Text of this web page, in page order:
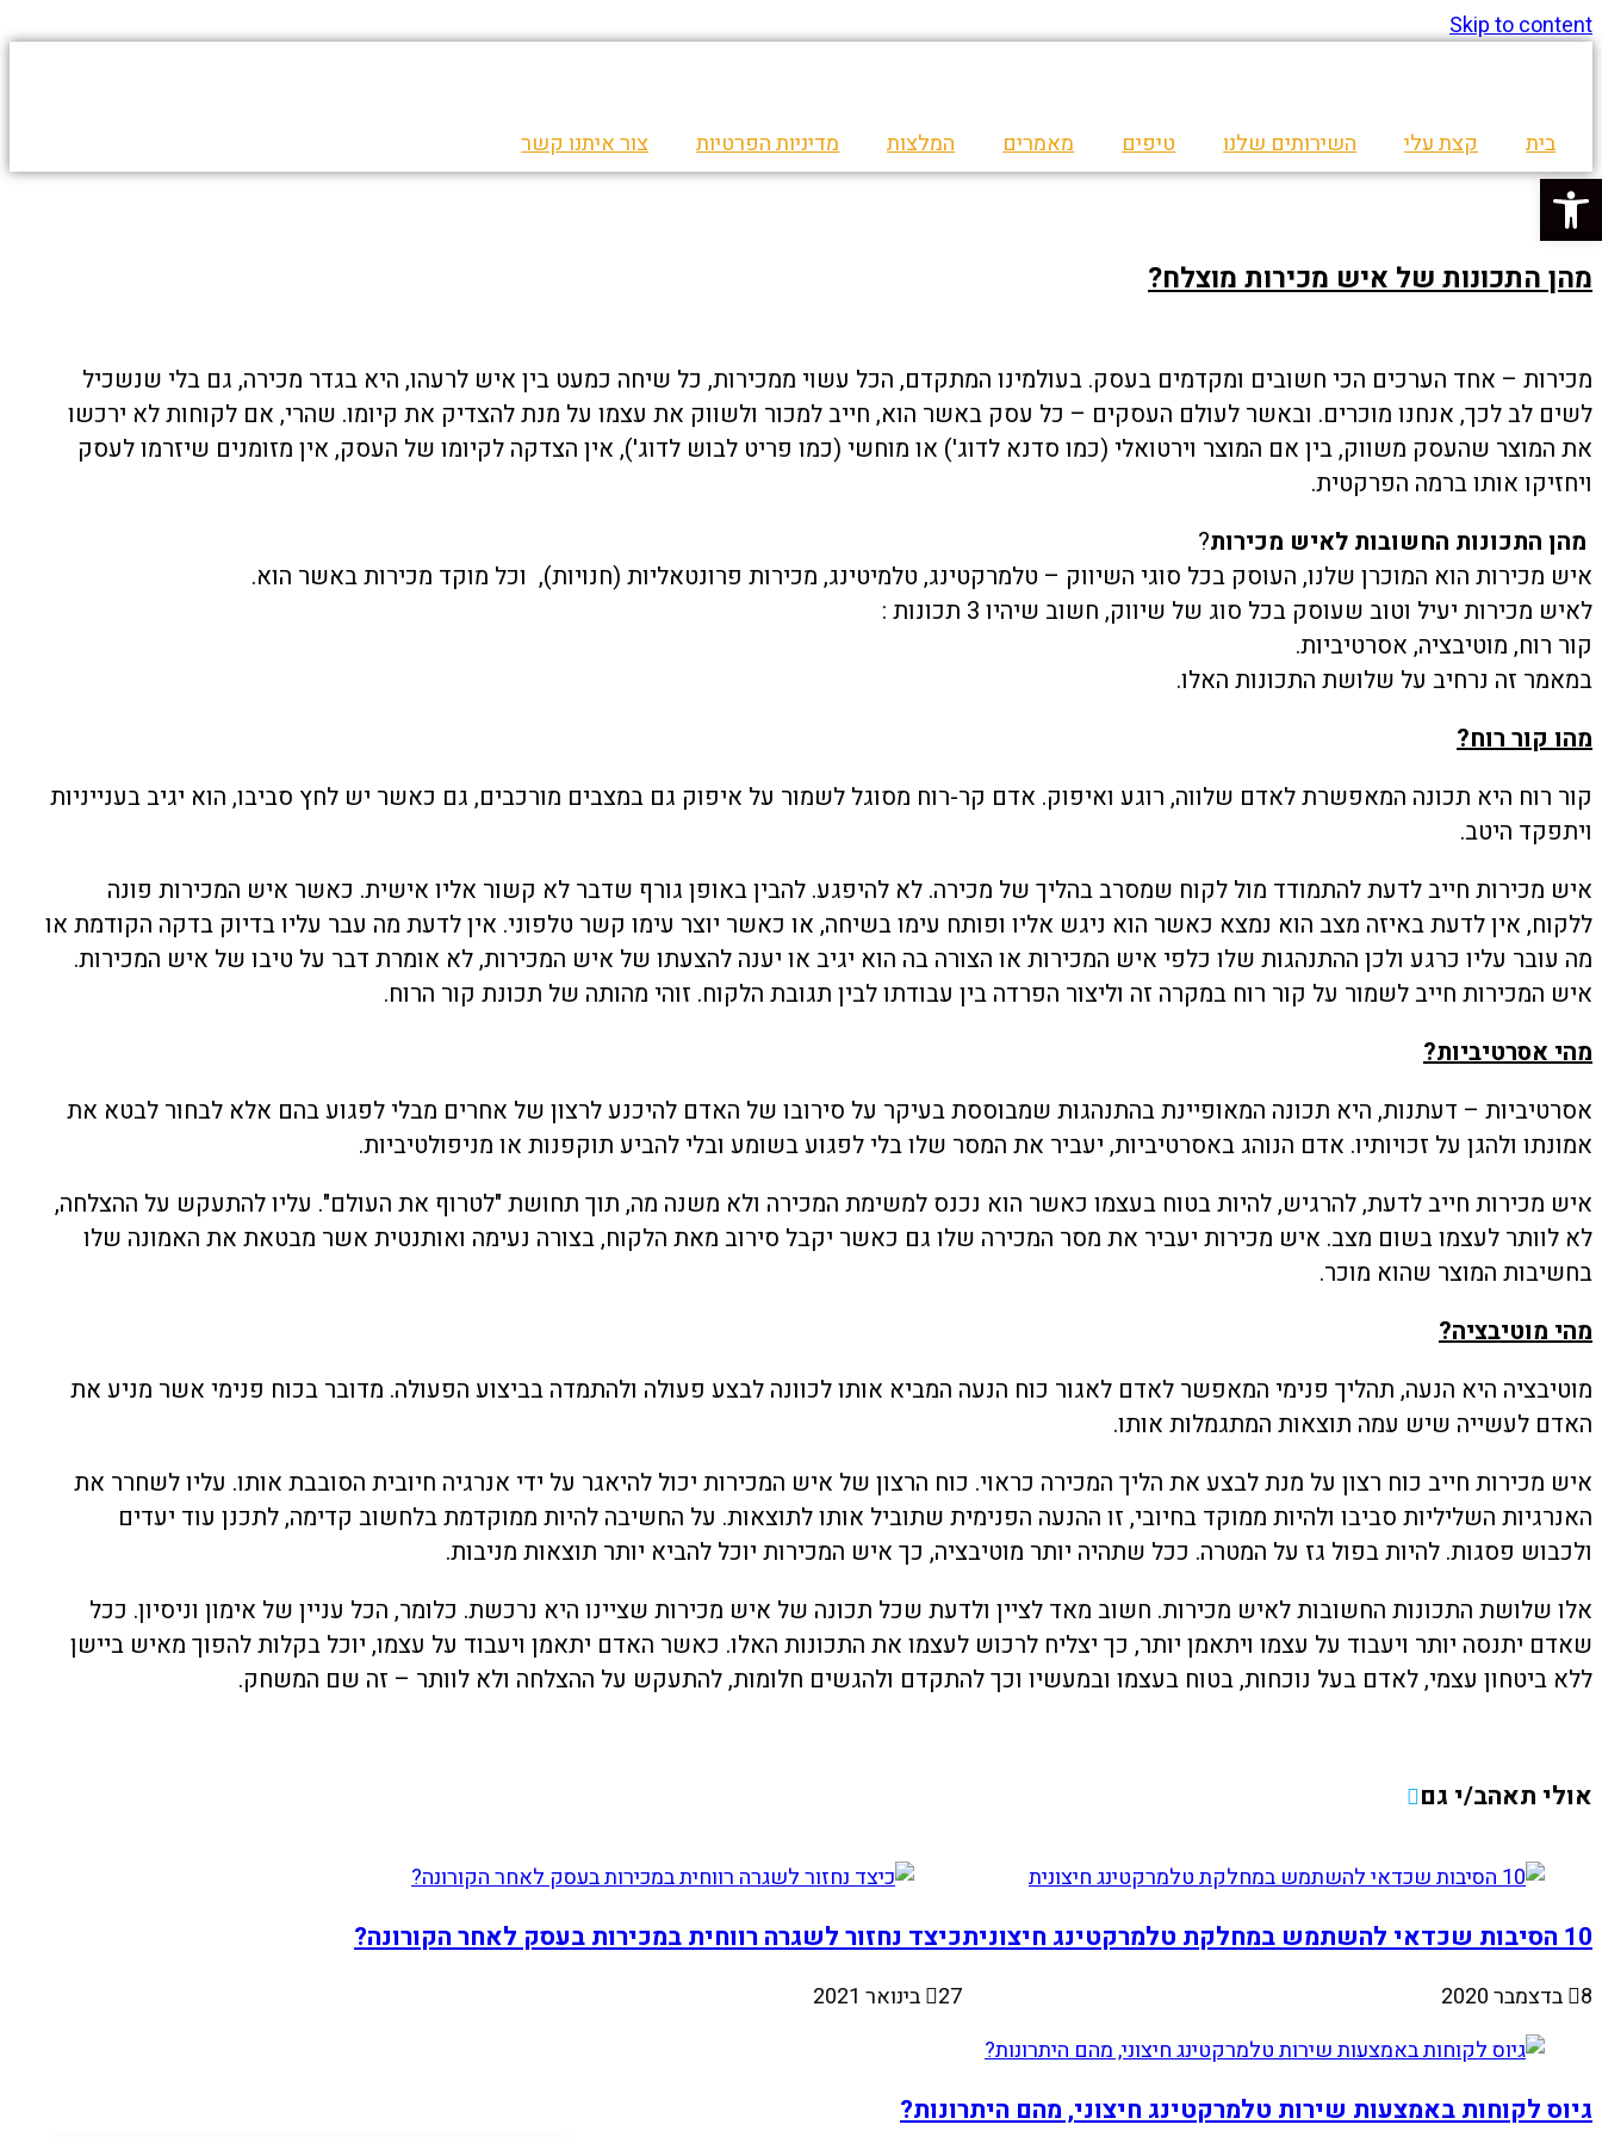
Skip to content
בית קצת עלי השירותים שלנו טיפים מאמרים המלצות מדיניות הפרטיות צור איתנו קשר
מהן התכונות של איש מכירות מוצלח?
מכירות – אחד הערכים הכי חשובים ומקדמים בעסק. בעולמינו המתקדם, הכל עשוי ממכירות, כל שיחה כמעט בין איש לרעהו, היא בגדר מכירה, גם בלי שנשכיל
לשים לב לכך, אנחנו מוכרים. ובאשר לעולם העסקים – כל עסק באשר הוא, חייב למכור ולשווק את עצמו על מנת להצדיק את קיומו. שהרי, אם לקוחות לא ירכשו
את המוצר שהעסק משווק, בין אם המוצר וירטואלי (כמו סדנא לדוג') או מוחשי (כמו פריט לבוש לדוג'), אין הצדקה לקיומו של העסק, אין מזומנים שיזרמו לעסק
ויחזיקו אותו ברמה הפרקטית.
מהן התכונות החשובות לאיש מכירות?
איש מכירות הוא המוכרן שלנו, העוסק בכל סוגי השיווק – טלמרקטינג, טלמיטינג, מכירות פרונטאליות (חנויות), וכל מוקד מכירות באשר הוא.
לאיש מכירות יעיל וטוב שעוסק בכל סוג של שיווק, חשוב שיהיו 3 תכונות :
קור רוח, מוטיבציה, אסרטיביות.
במאמר זה נרחיב על שלושת התכונות האלו.
מהו קור רוח?
קור רוח היא תכונה המאפשרת לאדם שלווה, רוגע ואיפוק. אדם קר-רוח מסוגל לשמור על איפוק גם במצבים מורכבים, גם כאשר יש לחץ סביבו, הוא יגיב בענייניות
ויתפקד היטב.
איש מכירות חייב לדעת להתמודד מול לקוח שמסרב בהליך של מכירה. לא להיפגע. להבין באופן גורף שדבר לא קשור אליו אישית. כאשר איש המכירות פונה
ללקוח, אין לדעת באיזה מצב הוא נמצא כאשר הוא ניגש אליו ופותח עימו בשיחה, או כאשר יוצר עימו קשר טלפוני. אין לדעת מה עבר עליו בדיוק בדקה הקודמת או
מה עובר עליו כרגע ולכן ההתנהגות שלו כלפי איש המכירות או הצורה בה הוא יגיב או יענה להצעתו של איש המכירות, לא אומרת דבר על טיבו של איש המכירות.
איש המכירות חייב לשמור על קור רוח במקרה זה וליצור הפרדה בין עבודתו לבין תגובת הלקוח. זוהי מהותה של תכונת קור הרוח.
מהי אסרטיביות?
אסרטיביות – דעתנות, היא תכונה המאופיינת בהתנהגות שמבוססת בעיקר על סירובו של האדם להיכנע לרצון של אחרים מבלי לפגוע בהם אלא לבחור לבטא את
אמונתו ולהגן על זכויותיו. אדם הנוהג באסרטיביות, יעביר את המסר שלו בלי לפגוע בשומע ובלי להביע תוקפנות או מניפולטיביות.
איש מכירות חייב לדעת, להרגיש, להיות בטוח בעצמו כאשר הוא נכנס למשימת המכירה ולא משנה מה, תוך תחושת "לטרוף את העולם". עליו להתעקש על ההצלחה,
לא לוותר לעצמו בשום מצב. איש מכירות יעביר את מסר המכירה שלו גם כאשר יקבל סירוב מאת הלקוח, בצורה נעימה ואותנטית אשר מבטאת את האמונה שלו
בחשיבות המוצר שהוא מוכר.
מהי מוטיבציה?
מוטיבציה היא הנעה, תהליך פנימי המאפשר לאדם לאגור כוח הנעה המביא אותו לכוונה לבצע פעולה ולהתמדה בביצוע הפעולה. מדובר בכוח פנימי אשר מניע את
האדם לעשייה שיש עמה תוצאות המתגמלות אותו.
איש מכירות חייב כוח רצון על מנת לבצע את הליך המכירה כראוי. כוח הרצון של איש המכירות יכול להיאגר על ידי אנרגיה חיובית הסובבת אותו. עליו לשחרר את
האנרגיות השליליות סביבו ולהיות ממוקד בחיובי, זו ההנעה הפנימית שתוביל אותו לתוצאות. על החשיבה להיות ממוקדמת בלחשוב קדימה, לתכנן עוד יעדים
ולכבוש פסגות. להיות בפול גז על המטרה. ככל שתהיה יותר מוטיבציה, כך איש המכירות יוכל להביא יותר תוצאות מניבות.
אלו שלושת התכונות החשובות לאיש מכירות. חשוב מאד לציין ולדעת שכל תכונה של איש מכירות שציינו היא נרכשת. כלומר, הכל עניין של אימון וניסיון. ככל
שאדם יתנסה יותר ויעבוד על עצמו ויתאמן יותר, כך יצליח לרכוש לעצמו את התכונות האלו. כאשר האדם יתאמן ויעבוד על עצמו, יוכל בקלות להפוך מאיש ביישן
ללא ביטחון עצמי, לאדם בעל נוכחות, בטוח בעצמו ובמעשיו וכך להתקדם ולהגשים חלומות, להתעקש על ההצלחה ולא לוותר – זה שם המשחק.
אולי תאהב/י גם
10 הסיבות שכדאי להשתמש במחלקת טלמרקטינג חיצונית
8 בדצמבר 2020
כיצד נחזור לשגרה רווחית במכירות בעסק לאחר הקורונה?
27 בינואר 2021
גיוס לקוחות באמצעות שירות טלמרקטינג חיצוני, מהם היתרונות?
פתח סרגל נגישות